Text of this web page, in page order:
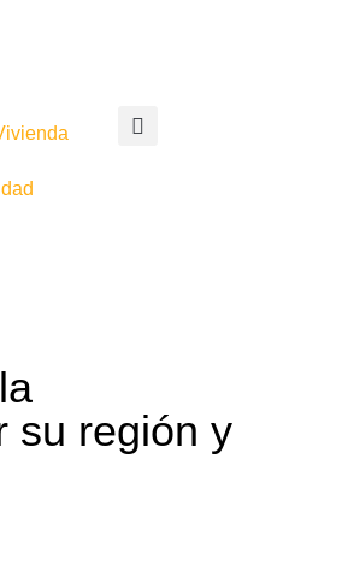
su región y